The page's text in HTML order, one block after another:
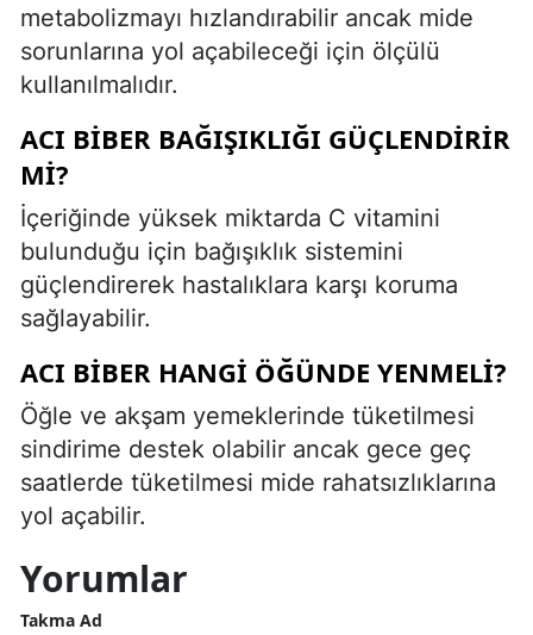
metabolizmayı hızlandırabilir ancak mide
sorunlarına yol açabileceği için ölçülü
kullanılmalıdır.
ACI BIBER BAĞIŞIKLIĞI GÜÇLENDIRIR
MI?
İçeriğinde yüksek miktarda C vitamini
bulunduğu için bağışıklık sistemini
güçlendirerek hastalıklara karşı koruma
sağlayabilir.
ACI BIBER HANGI ÖĞÜNDE YENMELI?
Öğle ve akşam yemeklerinde tüketilmesi
sindirime destek olabilir ancak gece geç
saatlerde tüketilmesi mide rahatsızlıklarına
yol açabilir.
Yorumlar
Takma Ad